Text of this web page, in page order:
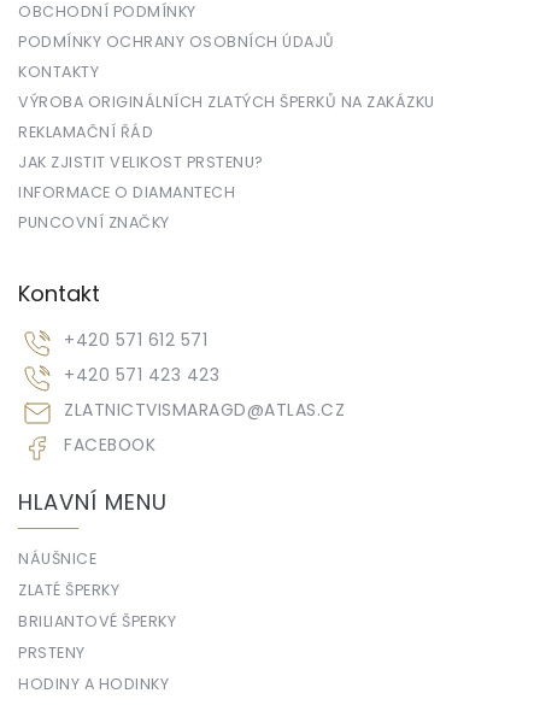
OBCHODNÍ PODMÍNKY
PODMÍNKY OCHRANY OSOBNÍCH ÚDAJŮ
KONTAKTY
VÝROBA ORIGINÁLNÍCH ZLATÝCH ŠPERKŮ NA ZAKÁZKU
REKLAMAČNÍ ŘÁD
JAK ZJISTIT VELIKOST PRSTENU?
INFORMACE O DIAMANTECH
PUNCOVNÍ ZNAČKY
Kontakt
ZLATNICTVISMARAGD@ATLAS.CZ
+420 571 612 571
+420 571 423 423
FACEBOOK
HLAVNÍ MENU
NÁUŠNICE
ZLATÉ ŠPERKY
BRILIANTOVÉ ŠPERKY
PRSTENY
HODINY A HODINKY